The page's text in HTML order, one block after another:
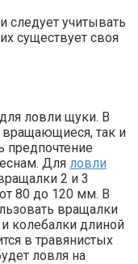
учитывать
существует своя
ловли щуки. В
так и
предпочтение
Для ловли
2 и 3
80 до 120 мм. В
вращалки
колебалки длиной
в травянистых
ловля на